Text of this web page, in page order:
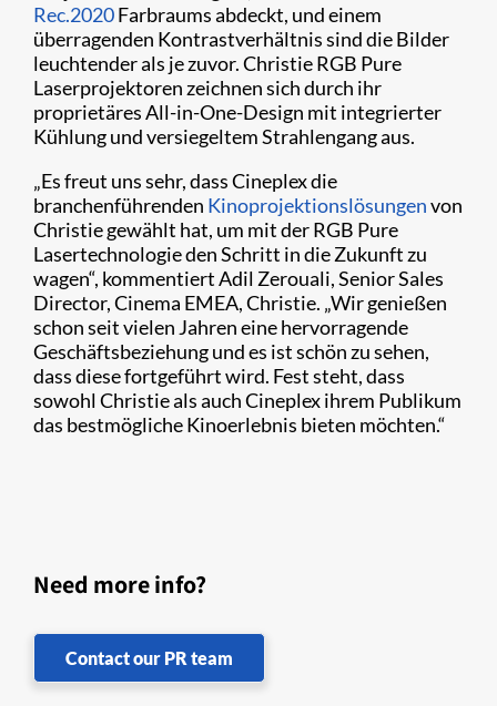
Rec.2020Farbraums abdeckt, und einem
überragenden Kontrastverhältnis sind die Bilder
leuchtender als je zuvor. Christie RGB Pure
Laserprojektoren zeichnen sich durch ihr
proprietäres All-in-One-Design mit integrierter
Kühlung und versiegeltem Strahlengang aus.
„Es freut uns sehr, dass Cineplex die
branchenführenden Kinoprojektionslösungenvon
Christie gewählt hat, um mit der RGB Pure
Lasertechnologie den Schritt in die Zukunft zu
wagen“, kommentiert Adil Zerouali, Senior Sales
Director, Cinema EMEA, Christie. „Wir genießen
schon seit vielen Jahren eine hervorragende
Geschäftsbeziehung und es ist schön zu sehen,
dass diese fortgeführt wird. Fest steht, dass
sowohl Christie als auch Cineplex ihrem Publikum
das bestmögliche Kinoerlebnis bieten möchten.“
Need more info?
Contact our PR team